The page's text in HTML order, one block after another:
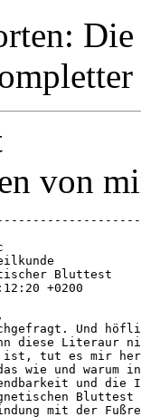
Die
von
Bluttest
+0200
Und
diese Literaur
ist, tut es mir
wie und
und die
mit der